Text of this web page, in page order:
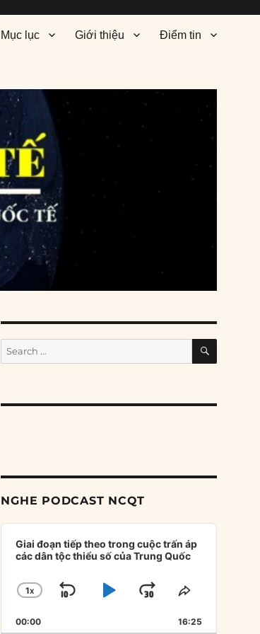
Mục lục Giới thiệu Điểm tin
Search
for:
SEARCH
NGHE PODCAST NCQT
Audio
Player
Giai đoạn tiếp theo trong cuộc trấn áp
các dân tộc thiểu số của Trung Quốc
CHANGE
RATE
1X
SKIP
BACKWARD
PLAYJUMP
FORWARD
SHARE
EPISODE
00:00 16:25